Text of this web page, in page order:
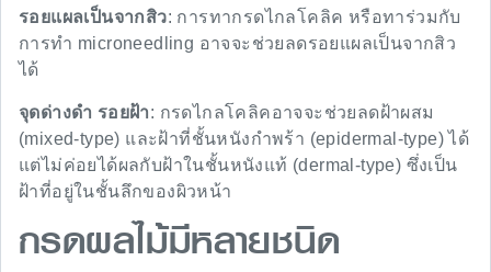
รอยแผลเป็นจากสิว: การทากรดไกลโคลิค หรือทาร่วมกับ
การทำ microneedling อาจจะช่วยลดรอยแผลเป็นจากสิว
ได้
จุดด่างดำ รอยฝ้า: กรดไกลโคลิคอาจจะช่วยลดฝ้าผสม
(mixed-type) และฝ้าที่ชั้นหนังกำพร้า (epidermal-type) ได้
แต่ไม่ค่อยได้ผลกับฝ้าในชั้นหนังแท้ (dermal-type) ซึ่งเป็น
ฝ้าที่อยู่ในชั้นลึกของผิวหน้า
กรดผลไม้มีหลายชนิด